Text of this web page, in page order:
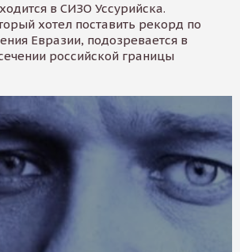
в СИЗО Уссурийска.
хотел поставить рекорд по
Евразии, подозревается в
российской границы